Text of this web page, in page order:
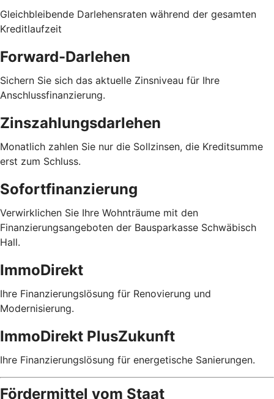
Gleichbleibende Darlehensraten während der gesamten
Kreditlaufzeit
Forward-Darlehen
Sichern Sie sich das aktuelle Zinsniveau für Ihre
Anschlussfinanzierung.
Zinszahlungsdarlehen
Monatlich zahlen Sie nur die Sollzinsen, die Kreditsumme
erst zum Schluss.
Sofortfinanzierung
Verwirklichen Sie Ihre Wohnträume mit den
Finanzierungsangeboten der Bausparkasse Schwäbisch
Hall.
ImmoDirekt
Ihre Finanzierungslösung für Renovierung und
Modernisierung.
ImmoDirekt PlusZukunft
Ihre Finanzierungslösung für energetische Sanierungen.
Fördermittel vom Staat